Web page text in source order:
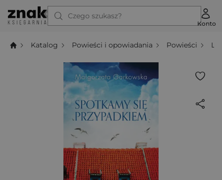
Czego szukasz?
Konto
Katalog Powieści i opowiadania Powieści